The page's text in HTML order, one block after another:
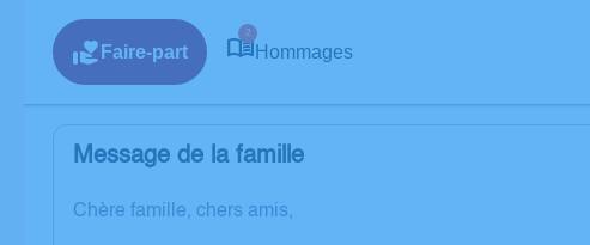
Faire-part
2
Hommages
Message de la famille
Chère famille, chers amis,